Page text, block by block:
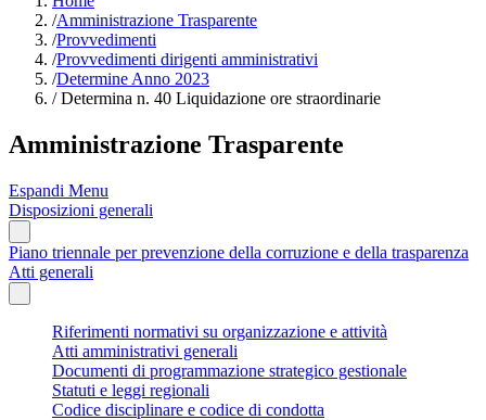
/Amministrazione Trasparente
/Provvedimenti
/Provvedimenti dirigenti amministrativi
/Determine Anno 2023
/Determina n. 40 Liquidazione ore straordinarie
Amministrazione Trasparente
Espandi Menu
Disposizioni generali
Piano triennale per prevenzione della corruzione e della trasparenza
Atti generali
Riferimenti normativi su organizzazione e attività
Atti amministrativi generali
Documenti di programmazione strategico gestionale
Statuti e leggi regionali
Codice disciplinare e codice di condotta